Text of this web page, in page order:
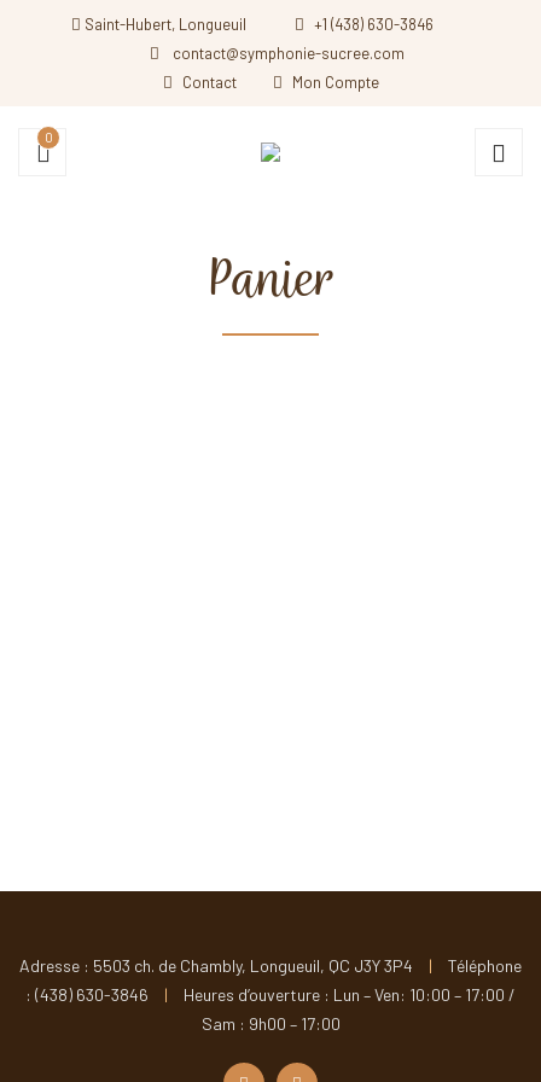
Saint-Hubert, Longueuil
+1 (438) 630-3846
contact@symphonie-sucree.com
Contact
Mon Compte
0
Panier
Adresse : 5503 ch. de Chambly, Longueuil, QC J3Y 3P4 |
Téléphone
: (438) 630-3846
|
Heures d’ouverture : Lun – Ven: 10:00 – 17:00 /
Sam : 9h00 – 17:00